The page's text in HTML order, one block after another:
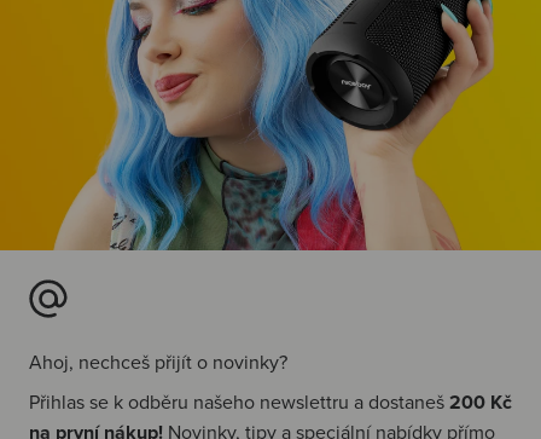
Ahoj, nechceš přijít o novinky?
Přihlas se k odběru našeho newslettru a dostaneš200 Kč
na první nákup! Novinky, tipy a speciální nabídky přímo